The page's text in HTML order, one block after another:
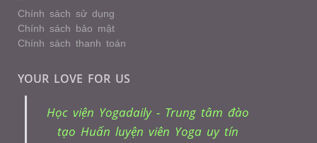
Chính sách sử dụng
Chính sách bảo mật
Chính sách thanh toán
YOUR LOVE FOR US
Học viện Yogadaily - Trung tâm đào
tạo Huấn luyện viên Yoga uy tín